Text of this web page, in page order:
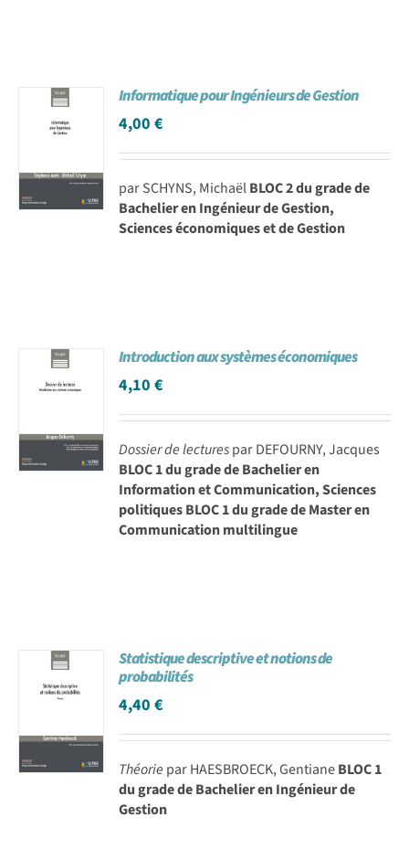
Informatique pour Ingénieurs de Gestion
4,00€
par SCHYNS, MichaëlBLOC 2 du grade de
Bachelier en Ingénieur de Gestion,
Sciences économiques et de Gestion
Introduction aux systèmes économiques
4,10€
Dossier de lecturespar DEFOURNY, Jacques
BLOC 1 du grade de Bachelier en
Information et Communication, Sciences
politiques BLOC 1 du grade de Master en
Communication multilingue
Statistique descriptive et notions de
probabilités
4,40€
Théorie par HAESBROECK, GentianeBLOC 1
du grade de Bachelier en Ingénieur de
Gestion